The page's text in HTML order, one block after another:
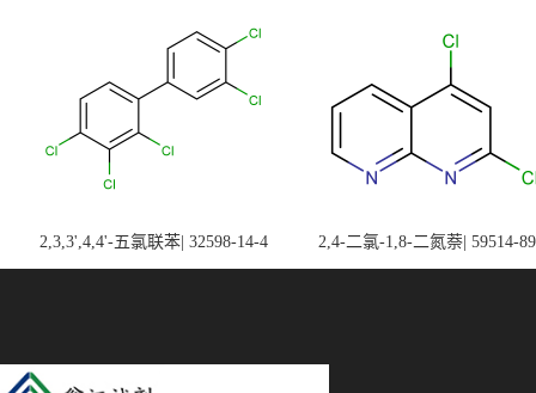
2,3,3',4,4'-五氯联苯| 32598-14-4 2,4-二氯-1,8-二氮萘| 59514-